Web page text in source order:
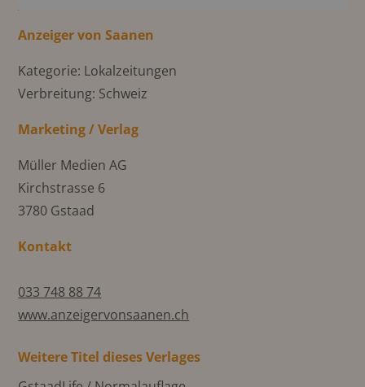
Anzeiger von Saanen
Kategorie: Lokalzeitungen
Verbreitung: Schweiz
Marketing / Verlag
Müller Medien AG
Kirchstrasse 6
3780 Gstaad
Kontakt
033 748 88 74
www.anzeigervonsaanen.ch
Weitere Titel dieses Verlages